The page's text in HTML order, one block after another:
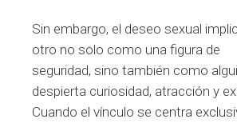
Sin embargo, el deseo sexual
otro no solo como una figura de
seguridad, sino también como
despierta curiosidad, atracción y
Cuando el vínculo se centra